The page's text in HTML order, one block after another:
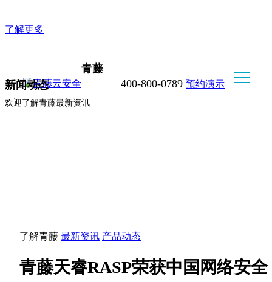
了解更多
400-800-0789 预约演示
青藤
新闻动态
欢迎了解青藤最新资讯
了解青藤 最新资讯 产品动态
青藤天睿RASP荣获中国网络安全